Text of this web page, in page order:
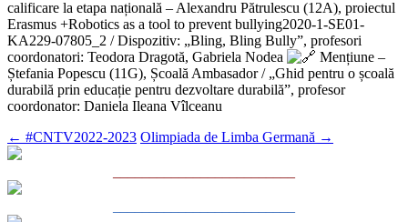
calificare la etapa națională – Alexandru Pătrulescu (12A), proiectul
Erasmus +Robotics as a tool to prevent bullying2020-1-SE01-
KA229-07805_2 / Dispozitiv: „Bling, Bling Bully”, profesori
coordonatori: Teodora Dragotă, Gabriela Nodea
Mențiune –
Ștefania Popescu (11G), Școală Ambasador / „Ghid pentru o școală
durabilă prin educație pentru dezvoltare durabilă”, profesor
coordonator: Daniela Ileana Vîlceanu
← #CNTV2022-2023 Olimpiada de Limba Germană →